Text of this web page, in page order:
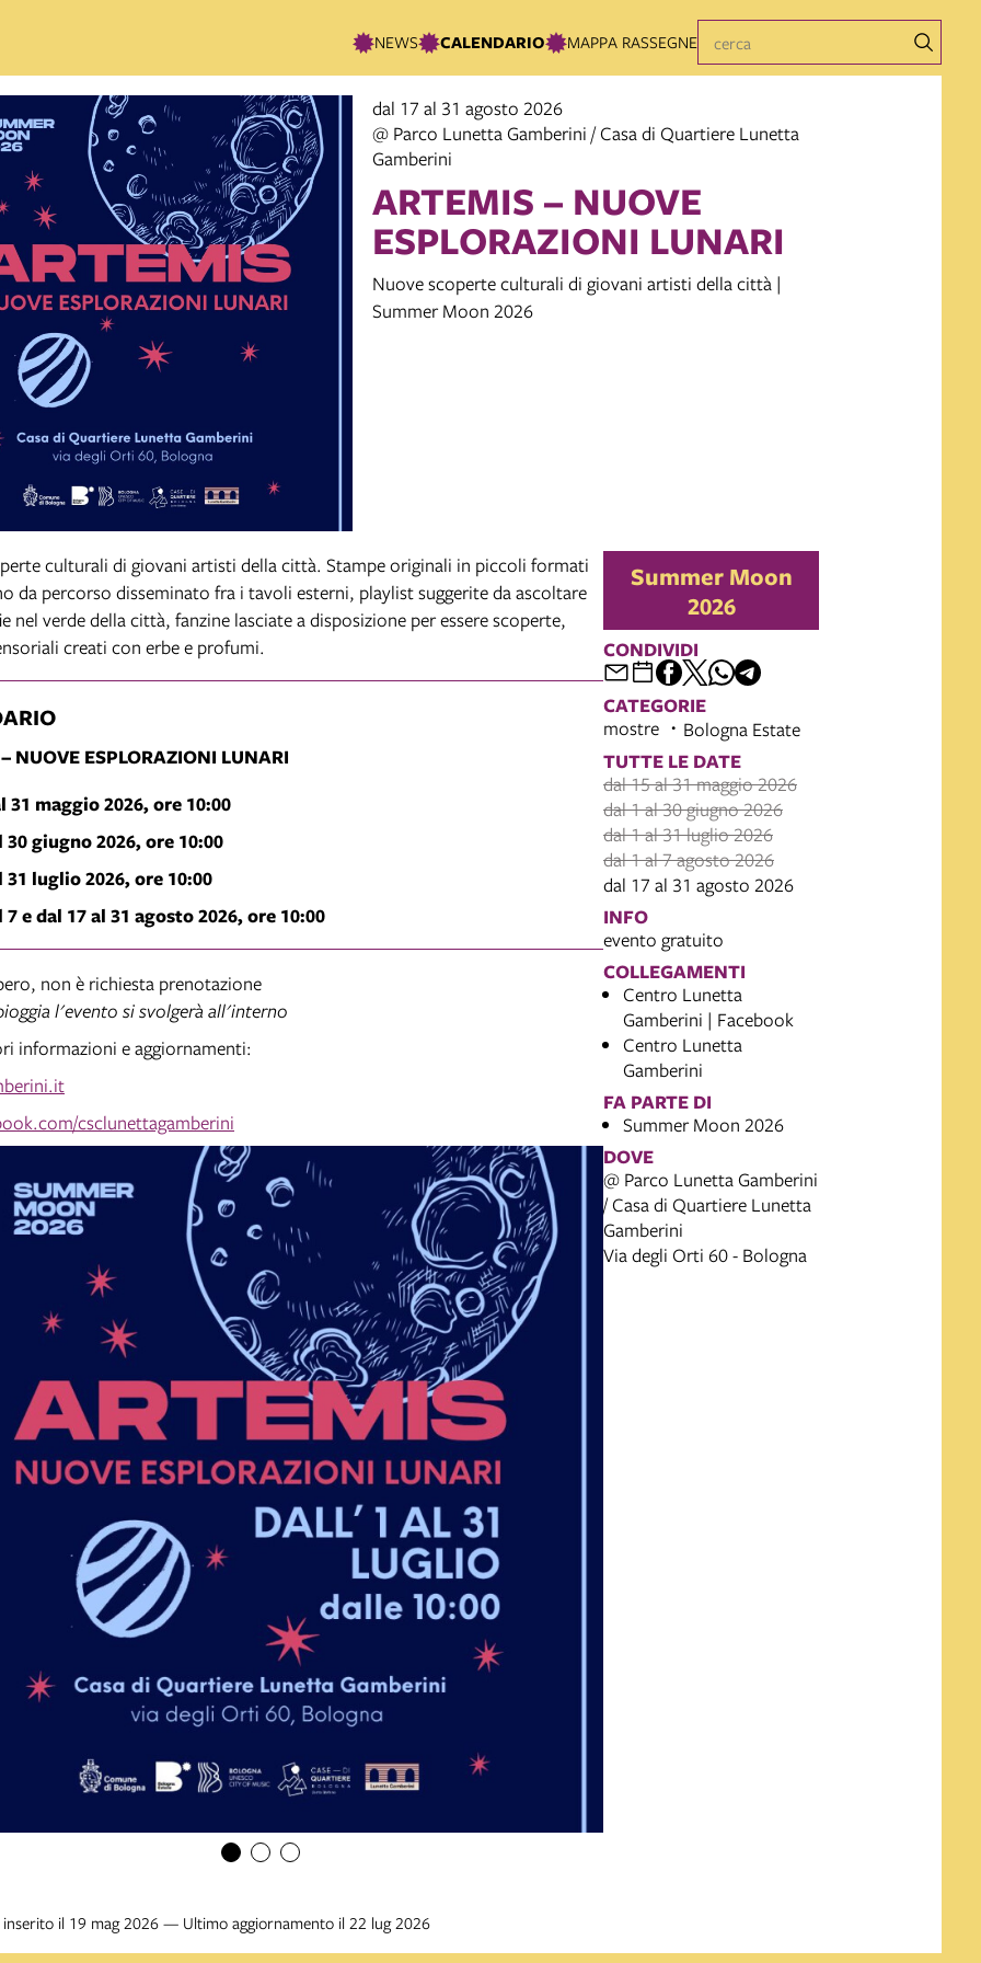
NEWS CALENDARIO MAPPA RASSEGNE
dal 17 al 31 agosto 2026
@ Parco Lunetta Gamberini / Casa di Quartiere Lunetta
Gamberini
ARTEMIS – NUOVE
ESPLORAZIONI LUNARI
Nuove scoperte culturali di giovani artisti della città |
Summer Moon 2026
culturali di giovani artisti della città. Stampe originali in piccoli formati
da percorso disseminato fra i tavoli esterni, playlist suggerite da ascoltare
nel verde della città, fanzine lasciate a disposizione per essere scoperte,
creati con erbe e profumi.
NUOVE ESPLORAZIONI LUNARI
31 maggio 2026, ore 10:00
30 giugno 2026, ore 10:00
31 luglio 2026, ore 10:00
e dal 17 al 31 agosto 2026, ore 10:00
non è richiesta prenotazione
l'evento si svolgerà all'interno
informazioni e aggiornamenti:
csclunettagamberini
Summer Moon
2026
CONDIVIDI
CATEGORIE
mostre
Bologna Estate
TUTTE LE DATE
dal 15 al 31 maggio 2026
dal 1 al 30 giugno 2026
dal 1 al 31 luglio 2026
dal 1 al 7 agosto 2026
dal 17 al 31 agosto 2026
INFO
evento gratuito
COLLEGAMENTI
Centro Lunetta
Gamberini | Facebook
Centro Lunetta
Gamberini
FA PARTE DI
Summer Moon 2026
DOVE
@ Parco Lunetta Gamberini
/ Casa di Quartiere Lunetta
Gamberini
Via degli Orti 60 - Bologna
il 19 mag 2026 — Ultimo aggiornamento il 22 lug 2026